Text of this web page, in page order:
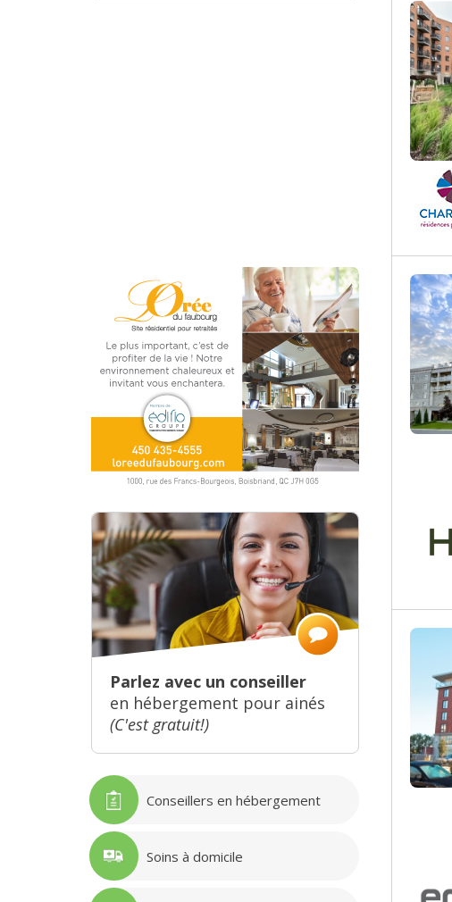
Parlez avec un conseiller
en hébergement pour ainés
(C'est gratuit!)
Conseillers en hébergement
Soins à domicile